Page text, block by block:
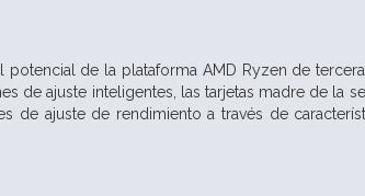
de la plataforma AMD Ryzen de
ajuste inteligentes, las tarjetas madre de la
ajuste de rendimiento a través de